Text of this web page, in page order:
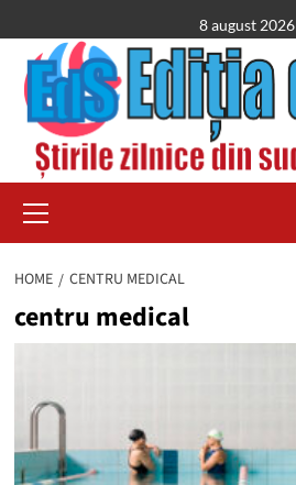
to
content
8 august 2026
Menu
HOME CENTRU MEDICAL
centru medical